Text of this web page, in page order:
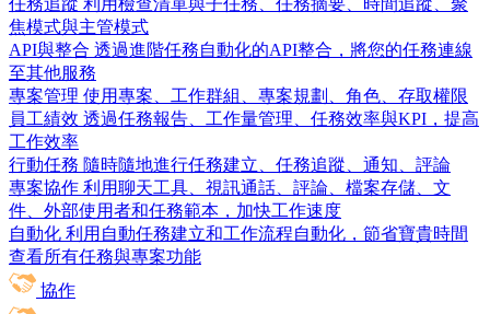
任務追蹤 利用檢查清單與子任務、任務摘要、時間追蹤、聚
焦模式與主管模式
API與整合 透過進階任務自動化的API整合，將您的任務連線
至其他服務
專案管理 使用專案、工作群組、專案規劃、角色、存取權限
員工績效 透過任務報告、工作量管理、任務效率與KPI，提高
工作效率
行動任務 隨時隨地進行任務建立、任務追蹤、通知、評論
專案協作 利用聊天工具、視訊通話、評論、檔案存儲、文
件、外部使用者和任務範本，加快工作速度
自動化 利用自動任務建立和工作流程自動化，節省寶貴時間
查看所有任務與專案功能
協作